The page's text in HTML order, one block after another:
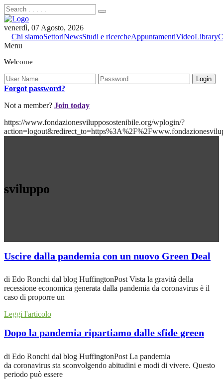
venerdì, 07 Agosto, 2026
Chi siamoSettoriNewsStudi e ricercheAppuntamentiVideoLibrary
Menu
Welcome
Forgot password?
Not a member? Join today
https://www.fondazionesvilupposostenibile.org/wplogin/?
sviluppo
Uscire dalla pandemia con un nuovo Green Deal
di Edo Ronchi dal blog HuffingtonPost Vista la gravità della
recessione economica generata dalla pandemia da coronavirus è il
caso di proporre un
Leggi l'articolo
Dopo la pandemia ripartiamo dalle sfide green
di Edo Ronchi dal blog HuffingtonPost La pandemia
da coronavirus sta sconvolgendo abitudini e modi di vivere. Questo
periodo può essere